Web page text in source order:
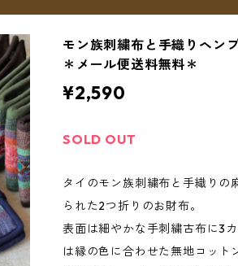
モン族刺繍布と手織りヘン
＊メール便送料無料＊
¥2,590
SOLD OUT
タイのモン族刺繍布と手織りの
られた2つ折りのお財布。
表面は細やかな手刺繍古布に3
は縁の色に合わせた無地コット